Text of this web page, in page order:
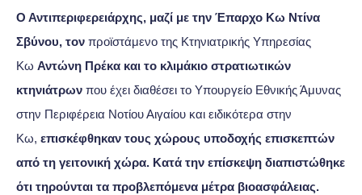
Ο Αντιπεριφερειάρχης, μαζί με την Έπαρχο Κω Ντίνα
Σβύνου, τον προϊστάμενο της Κτηνιατρικής Υπηρεσίας
Κω Αντώνη Πρέκα και το κλιμάκιο στρατιωτικών
κτηνιάτρων που έχει διαθέσει το Υπουργείο Εθνικής Άμυνας
στην Περιφέρεια Νοτίου Αιγαίου και ειδικότερα στην
Κω, επισκέφθηκαν τους χώρους υποδοχής επισκεπτών
από τη γειτονική χώρα. Κατά την επίσκεψη διαπιστώθηκε
ότι τηρούνται τα προβλεπόμενα μέτρα βιοασφάλειας.